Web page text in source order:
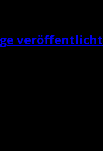
veröffentlicht